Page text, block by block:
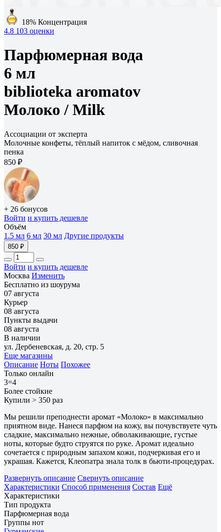
18% Концентрация
4.8 103 оценки
Парфюмерная вода
6 мл
biblioteka aromatov
Молоко / Milk
Ассоциации от эксперта
Молочные конфеты, тёплый напиток с мёдом, сливочная
пенка
850 ₽
+ 26 бонусов
Войти и купить дешевле
Объём
1.5 мл 6 мл 30 мл Другие продукты
850 ₽
Войти и купить дешевле
Москва Изменить
Бесплатно из шоурума
07 августа
Курьер
08 августа
Пункты выдачи
08 августа
В наличии
ул. Дербеневская, д. 20, стр. 5
Еще магазины
Описание Ноты Похожее
Только онлайн
3=4
Более стойкие
Купили > 350 раз
Мы решили преподнести аромат «Молоко» в максимально
приятном виде. Нанеся парфюм на кожу, вы почувствуете чуть
сладкие, максимально нежные, обволакивающие, густые
ноты, которые будто струятся по руке. Аромат идеально
сочетается с природным запахом кожи, подчеркивая его и
украшая. Кажется, Клеопатра знала толк в бьюти-процедурах.
Развернуть описание Свернуть описание
Характеристики Способ применения Состав Ещё
Характеристики
Тип продукта
Парфюмерная вода
Группы нот